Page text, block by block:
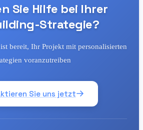
Sie Hilfe bei Ihrer
Strategie?
bereit, Ihr Projekt mit personalisierten
voranzutreiben
Sie uns jetzt